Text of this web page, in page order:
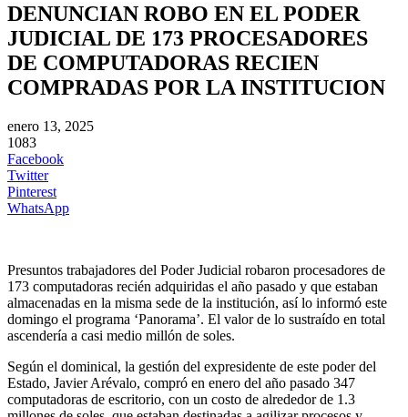
DENUNCIAN ROBO EN EL PODER
JUDICIAL DE 173 PROCESADORES
DE COMPUTADORAS RECIEN
COMPRADAS POR LA INSTITUCION
enero 13, 2025
1083
Facebook
Twitter
Pinterest
WhatsApp
Presuntos trabajadores del Poder Judicial robaron procesadores de
173 computadoras recién adquiridas el año pasado y que estaban
almacenadas en la misma sede de la institución, así lo informó este
domingo el programa ‘Panorama’. El valor de lo sustraído en total
ascendería a casi medio millón de soles.
Según el dominical, la gestión del expresidente de este poder del
Estado, Javier Arévalo, compró en enero del año pasado 347
computadoras de escritorio, con un costo de alrededor de 1.3